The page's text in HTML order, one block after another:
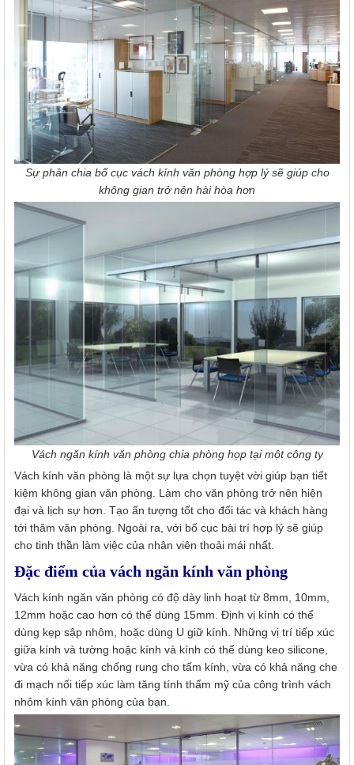
Sự phân chia bố cục vách kính văn phòng hợp lý sẽ giúp cho
không gian trở nên hài hòa hơn
Vách ngăn kính văn phòng chia phòng họp tại một công ty
Vách kính văn phòng là một sự lựa chọn tuyệt vời giúp bạn tiết
kiệm không gian văn phòng. Làm cho văn phòng trở nên hiện
đại và lịch sự hơn. Tạo ấn tượng tốt cho đối tác và khách hàng
tới thăm văn phòng. Ngoài ra, với bố cục bài trí hợp lý sẽ giúp
cho tinh thần làm việc của nhân viên thoải mái nhất.
Đặc điểm của vách ngăn kính văn phòng
Vách kính ngăn văn phòng có độ dày linh hoạt từ 8mm, 10mm,
12mm hoặc cao hơn có thể dùng 15mm. Định vị kính có thể
dùng kẹp sập nhôm, hoặc dùng U giữ kính. Những vị trí tiếp xúc
giữa kính và tường hoặc kính và kính có thể dùng keo silicone,
vừa có khả năng chống rung cho tấm kính, vừa có khả năng che
đi mạch nối tiếp xúc làm tăng tính thẩm mỹ của công trình vách
nhôm kính văn phòng của bạn.